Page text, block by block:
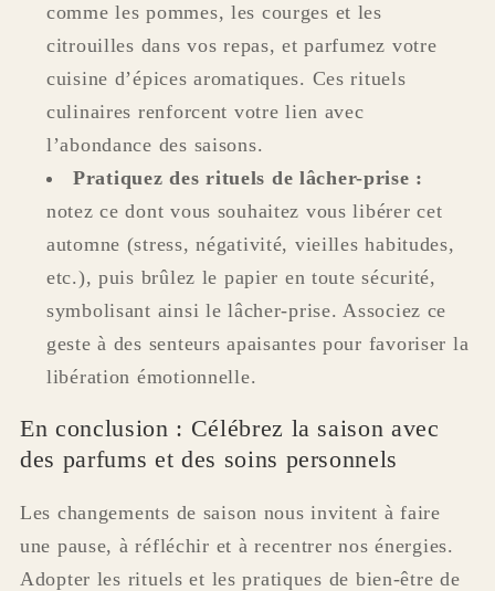
comme les pommes, les courges et les
citrouilles dans vos repas, et parfumez votre
cuisine d’épices aromatiques. Ces rituels
culinaires renforcent votre lien avec
l’abondance des saisons.
Pratiquez des rituels de lâcher-prise :
notez ce dont vous souhaitez vous libérer cet
automne (stress, négativité, vieilles habitudes,
etc.), puis brûlez le papier en toute sécurité,
symbolisant ainsi le lâcher-prise. Associez ce
geste à des senteurs apaisantes pour favoriser la
libération émotionnelle.
En conclusion : Célébrez la saison avec
des parfums et des soins personnels
Les changements de saison nous invitent à faire
une pause, à réfléchir et à recentrer nos énergies.
Adopter les rituels et les pratiques de bien-être de